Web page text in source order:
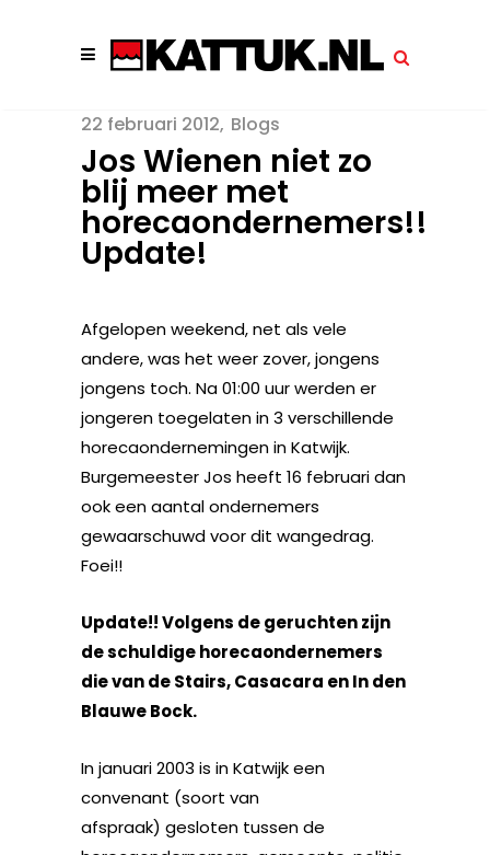
22 februari 2012 Blogs
Jos Wienen niet zo
blij meer met
horecaondernemers!!
Update!
Afgelopen weekend, net als vele
andere, was het weer zover, jongens
jongens toch. Na 01:00 uur werden er
jongeren toegelaten in 3 verschillende
horecaondernemingen in Katwijk.
Burgemeester Jos heeft 16 februari dan
ook een aantal ondernemers
gewaarschuwd voor dit wangedrag.
Foei!!
Update!! Volgens de geruchten zijn
de schuldige horecaondernemers
die van de Stairs, Casacara en In den
Blauwe Bock.
In januari 2003 is in Katwijk een
convenant (soort van
afspraak) gesloten tussen de